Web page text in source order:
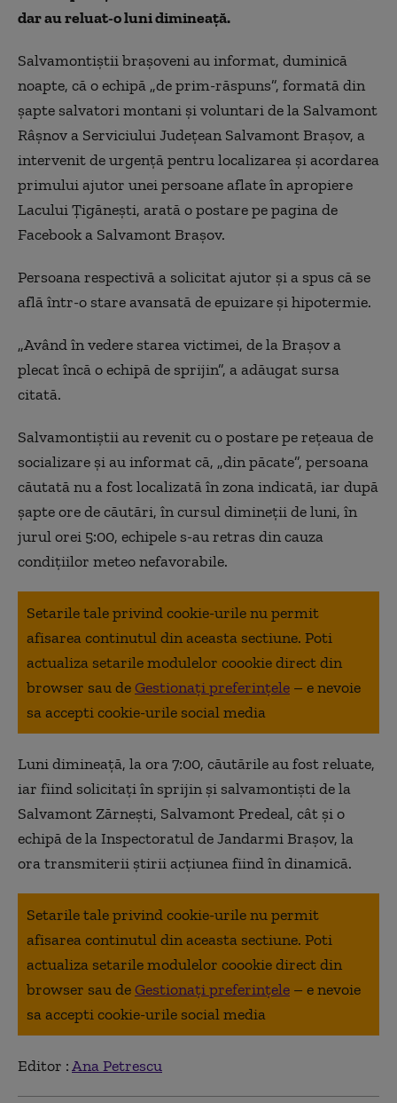
dar au reluat-o luni dimineaţă.
Salvamontiştii braşoveni au informat, duminică
noapte, că o echipă „de prim-răspuns”, formată din
şapte salvatori montani şi voluntari de la Salvamont
Râşnov a Serviciului Judeţean Salvamont Braşov, a
intervenit de urgenţă pentru localizarea şi acordarea
primului ajutor unei persoane aflate în apropiere
Lacului Ţigăneşti, arată o postare pe pagina de
Facebook a Salvamont Brașov.
Persoana respectivă a solicitat ajutor și a spus că se
află într-o stare avansată de epuizare şi hipotermie.
„Având în vedere starea victimei, de la Braşov a
plecat încă o echipă de sprijin”, a adăugat sursa
citată.
Salvamontiştii au revenit cu o postare pe rețeaua de
socializare și au informat că, „din păcate”, persoana
căutată nu a fost localizată în zona indicată, iar după
şapte ore de căutări, în cursul dimineţii de luni, în
jurul orei 5:00, echipele s-au retras din cauza
condiţiilor meteo nefavorabile.
Setarile tale privind cookie-urile nu permit
afisarea continutul din aceasta sectiune. Poti
actualiza setarile modulelor coookie direct din
browser sau deGestionați preferințele – e nevoie
sa accepti cookie-urile social media
Luni dimineaţă, la ora 7:00, căutările au fost reluate,
iar fiind solicitați în sprijin și salvamontişti de la
Salvamont Zărneşti, Salvamont Predeal, cât şi o
echipă de la Inspectoratul de Jandarmi Braşov, la
ora transmiterii știrii acţiunea fiind în dinamică.
Setarile tale privind cookie-urile nu permit
afisarea continutul din aceasta sectiune. Poti
actualiza setarile modulelor coookie direct din
browser sau deGestionați preferințele – e nevoie
sa accepti cookie-urile social media
Editor :Ana Petrescu